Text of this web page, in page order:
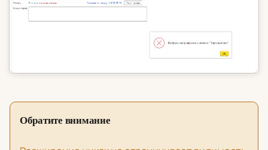
Обратите внимание